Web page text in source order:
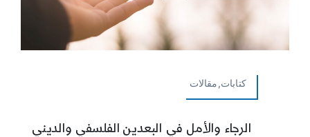
كتابات,مقالات
الرجاء والأمل في البعدين الفلسفي والديني